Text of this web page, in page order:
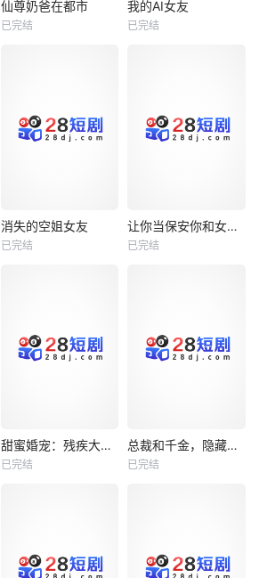
仙尊奶爸在都市
已完结 我的AI女友
我的AI女友
已完结
热播
消失的空姐女友
已完结
热播 让你当保安你和女业主谈恋爱
已完结
热播 甜蜜婚宠：残疾大佬夜夜撩
已完结
热播 总裁和千金，隐藏身份闪婚了
已完结